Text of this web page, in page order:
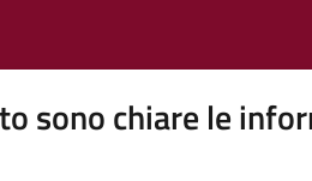
sono chiare le